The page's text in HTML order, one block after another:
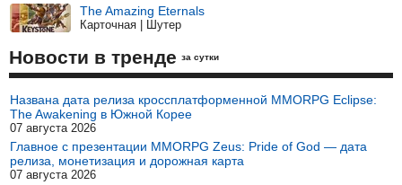
The Amazing Eternals
Карточная | Шутер
Новости в тренде за сутки
Названа дата релиза кроссплатформенной MMORPG Eclipse:
The Awakening в Южной Корее
07 августа 2026
Главное с презентации MMORPG Zeus: Pride of God — дата
релиза, монетизация и дорожная карта
07 августа 2026